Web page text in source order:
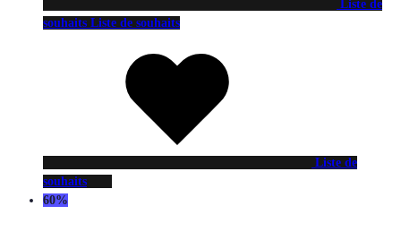
Liste de
souhaits Liste de souhaits
Liste de
souhaits
60%